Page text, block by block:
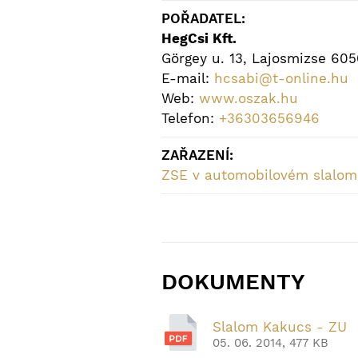
POŘADATEL:
HegCsi Kft.
Görgey u. 13, Lajosmizse
E-mail: hcsabi@t-online.hu
Web: www.oszak.hu
Telefon: +36303656946
ZAŘAZENÍ:
ZSE v automobilovém
DOKUMENTY
Slalom Kakucs - ZU
05. 06. 2014, 477 KB